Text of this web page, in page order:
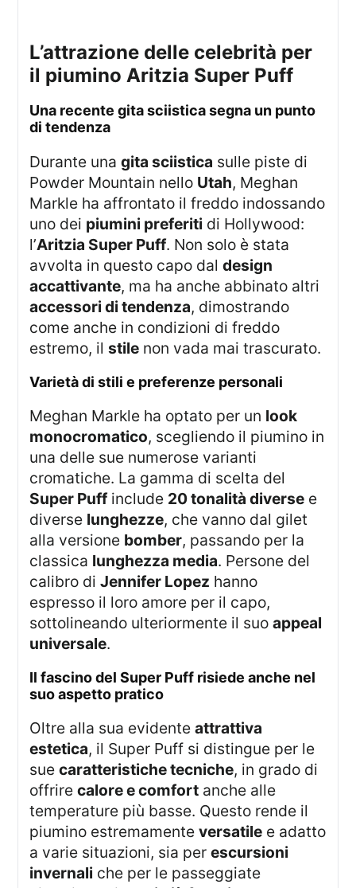
l’attrazione delle celebrità per
il piumino Aritzia Super Puff
una recente gita sciistica segna un punto
di tendenza
Durante unagita sciistica sulle piste di
Powder Mountain nello Utah, Meghan
Markle ha affrontato il freddo indossando
uno dei piumini preferiti di Hollywood:
l’Aritzia Super Puff. Non solo è stata
avvolta in questo capo daldesign
accattivante, ma ha anche abbinato altri
accessori di tendenza, dimostrando
come anche in condizioni di freddo
estremo, ilstile non vada mai trascurato.
varietà di stili e preferenze personali
Meghan Markle ha optato per un look
monocromatico, scegliendo il piumino in
una delle sue numerose varianti
cromatiche. La gamma di scelta del
Super Puff include 20 tonalità diverse e
diverse lunghezze, che vanno dal gilet
alla versione bomber, passando per la
classica lunghezza media. Persone del
calibro diJennifer Lopez hanno
espresso il loro amore per il capo,
sottolineando ulteriormente il suoappeal
universale.
il fascino del Super Puff risiede anche nel
suo aspetto pratico
Oltre alla sua evidenteattrattiva
estetica, il Super Puff si distingue per le
suecaratteristiche tecniche, in grado di
offrirecalore e comfort anche alle
temperature più basse. Questo rende il
piumino estremamenteversatile e adatto
a varie situazioni, sia perescursioni
invernali che per le passeggiate